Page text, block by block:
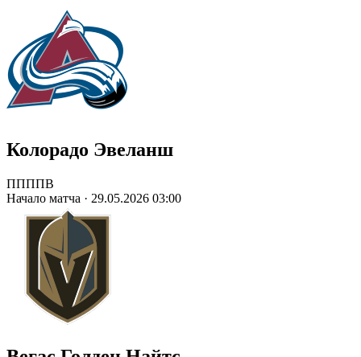
Колорадо Эвеланш
ППППВ
Начало матча · 29.05.2026 03:00